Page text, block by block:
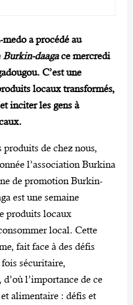
a procédé au
Burkin-daagace mercredi
C’est une
locaux transformés,
inciter les gens à
de chez nous,
l’association Burkina
de promotion Burkin-
est une semaine
produits locaux
local. Cette
fait face à des défis
sécuritaire,
l’importance de ce
alimentaire : défis et